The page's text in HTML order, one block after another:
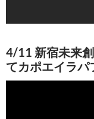
4/11 新宿未来
てカポエイラパ